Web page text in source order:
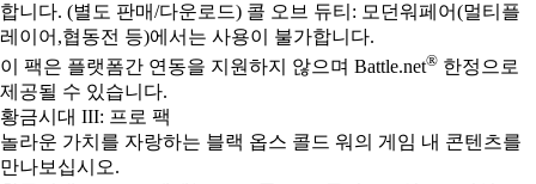
합니다. (별도 판매/다운로드) 콜 오브 듀티: 모던워페어(멀티플
레이어,협동전 등)에서는 사용이 불가합니다.
이 팩은 플랫폼간 연동을 지원하지 않으며 Battle.net® 한정으로
제공될 수 있습니다.
황금시대 III: 프로 팩
놀라운 가치를 자랑하는 블랙 옵스 콜드 워의 게임 내 콘텐츠를
만나보십시오.